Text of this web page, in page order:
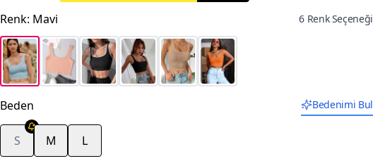
Renk: Mavi 6 Renk Seçeneği
Beden Bedenimi Bul
S M L